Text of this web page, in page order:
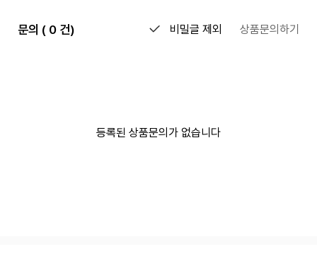
문의 ( 0 건) 비밀글 제외 상품문의하기
등록된 상품문의가 없습니다